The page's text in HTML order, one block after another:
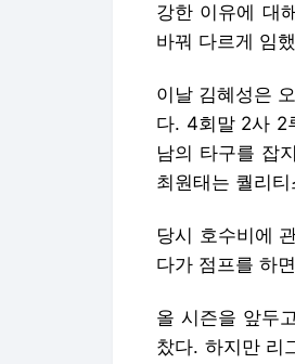
강한 이유에 대
바꿔 다르게 임
이날 김혜성은
다. 4회말 2사 2
남의 타구를 잡
최원태는 퀄리
당시 호수비에
다가 점프를 하
올 시즌을 앞두
찼다. 하지만 리